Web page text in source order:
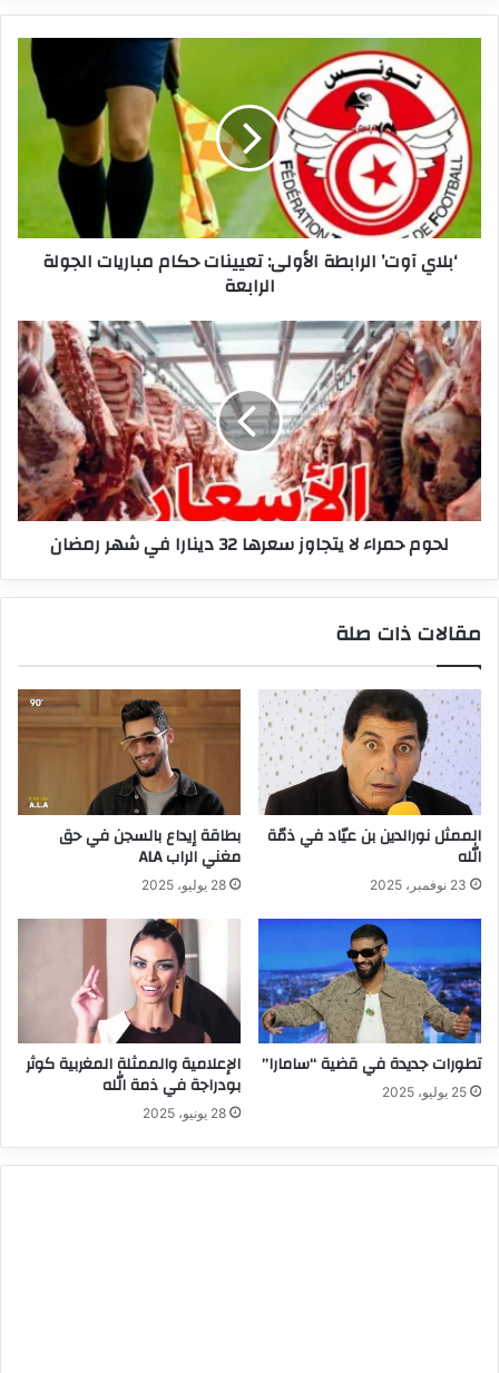
الرابطة
الأولى:
تعيينات
حكام
مباريات
الجولة
الرابعة
‘بلاي آوت’ الرابطة الأولى: تعيينات حكام مباريات الجولة
الرابعة
لحوم
حمراء
لا
يتجاوز
سعرها
32
دينارا
في
شهر
رمضانلحوم حمراء لا يتجاوز سعرها 32 دينارا في شهر رمضان
مقالات ذات صلة
الممثل نورالدين بن عيّاد في ذمّة
الله
23 نوفمبر، 2025
بطاقة إيداع بالسجن في حق
مغني الراب ALA
28 يوليو، 2025
تطورات جديدة في قضية “سامارا”
25 يوليو، 2025
الإعلامية والممثلة المغربية كوثر
بودراجة في ذمة الله
28 يونيو، 2025